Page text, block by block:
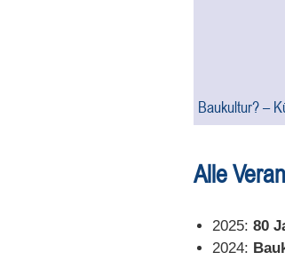
Baukultur? –
Alle
2025:80
2024: